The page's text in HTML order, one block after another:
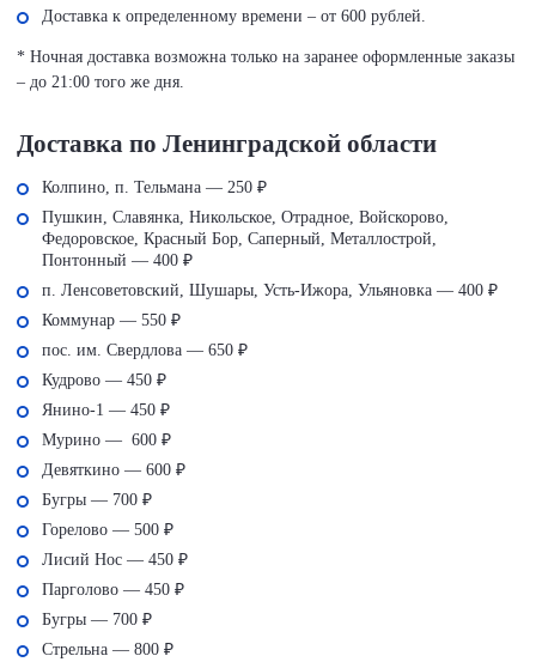
Доставка к определенному времени – от 600 рублей.
* Ночная доставка возможна только на заранее оформленные заказы
– до 21:00 того же дня.
Доставка по Ленинградской области
Колпино, п. Тельмана — 250 ₽
Пушкин, Славянка, Никольское, Отрадное, Войскорово,
Федоровское, Красный Бор, Саперный, Металлострой,
Понтонный — 400 ₽
п. Ленсоветовский, Шушары, Усть-Ижора, Ульяновка — 400 ₽
Коммунар — 550 ₽
пос. им. Свердлова — 650 ₽
Кудрово — 450 ₽
Янино-1 — 450 ₽
Мурино — 600 ₽
Девяткино — 600 ₽
Бугры — 700 ₽
Горелово — 500 ₽
Лисий Нос — 450 ₽
Парголово — 450 ₽
Бугры — 700 ₽
Стрельна — 800 ₽